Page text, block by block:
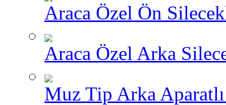
Araca Özel Ön
Araca Özel Arka
Muz Tip Arka